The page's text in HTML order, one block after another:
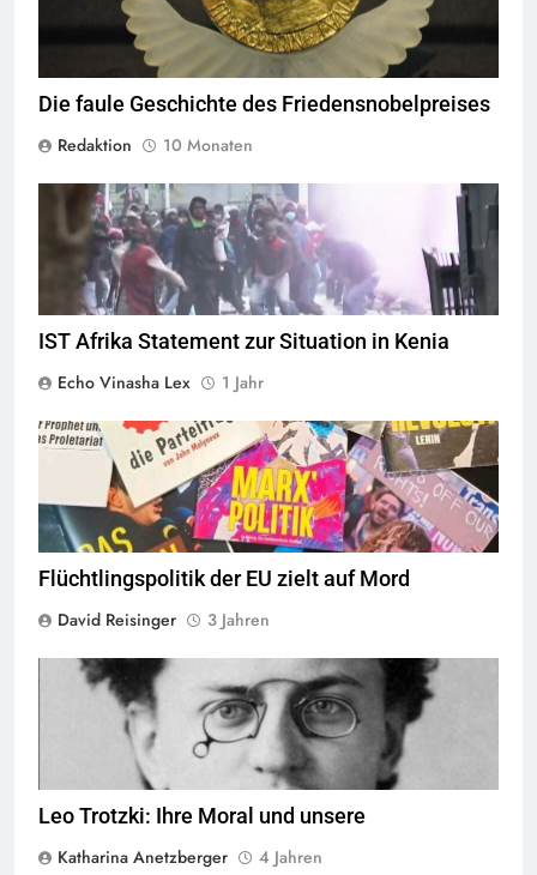
Die faule Geschichte des Friedensnobelpreises
Redaktion
10 Monaten
Quelle
IST Afrika Statement zur Situation in Kenia
Echo Vinasha Lex
1 Jahr
© linkswende.org,CC-BY-SA-1.0
Flüchtlingspolitik der EU zielt auf Mord
David Reisinger
3 Jahren
Leon Trotsky © Public Domain
Leo Trotzki: Ihre Moral und unsere
Katharina Anetzberger
4 Jahren